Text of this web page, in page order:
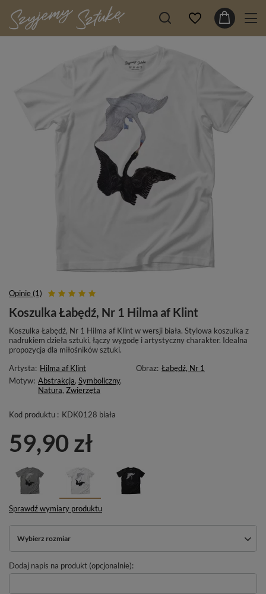
Opinie (1)
Koszulka Łabędź, Nr 1 Hilma af Klint
Koszulka Łabędź, Nr 1 Hilma af Klint w wersji biała. Stylowa koszulka z
nadrukiem dzieła sztuki, łączy wygodę i artystyczny charakter. Idealna
propozycja dla miłośników sztuki.
Artysta: Hilma af Klint Obraz: Łabędź, Nr 1
Motyw: Abstrakcja, Symboliczny,
Natura, Zwierzęta
Kod produktu : KDK0128 biała
59,90 zł
Sprawdź wymiary produktu
Wybierz rozmiar
Dodaj napis na produkt (opcjonalnie):